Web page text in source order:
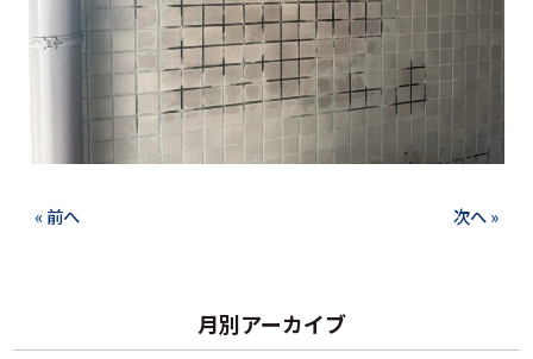
« 前へ 次へ »
月別アーカイブ